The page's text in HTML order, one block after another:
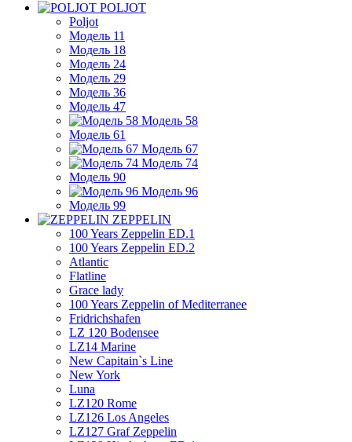
POLJOT
Poljot
Модель 11
Модель 18
Модель 24
Модель 29
Модель 36
Модель 47
Модель 58
Модель 61
Модель 67
Модель 74
Модель 90
Модель 96
Модель 99
ZEPPELIN
100 Years Zeppelin ED.1
100 Years Zeppelin ED.2
Atlantic
Flatline
Grace lady
100 Years Zeppelin of Mediterranee
Fridrichshafen
LZ 120 Bodensee
LZ14 Marine
New Capitain`s Line
New York
Luna
LZ120 Rome
LZ126 Los Angeles
LZ127 Graf Zeppelin